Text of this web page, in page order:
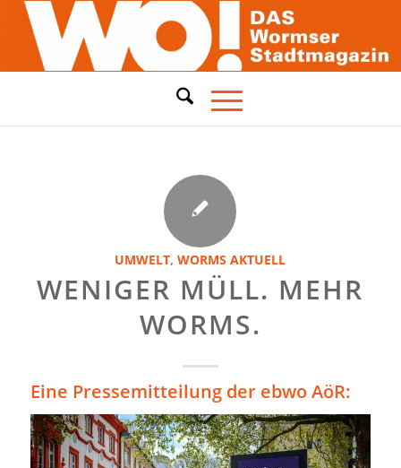
UMWELT,WORMS AKTUELL
WENIGER MÜLL. MEHR
WORMS.
Eine Pressemitteilung der ebwo AöR: